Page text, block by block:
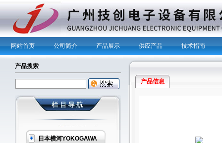
网站首页 公司简介 产品展示 供应产品 技术指南
产品搜索
日本横河YOKOGAWA
产品信息